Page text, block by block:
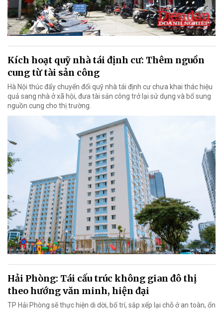
Kích hoạt quỹ nhà tái định cư: Thêm nguồn
cung từ tài sản công
Hà Nội thúc đẩy chuyển đổi quỹ nhà tái định cư chưa khai thác hiệu
quả sang nhà ở xã hội, đưa tài sản công trở lại sử dụng và bổ sung
nguồn cung cho thị trường.
Hải Phòng: Tái cấu trúc không gian đô thị
theo hướng văn minh, hiện đại
TP Hải Phòng sẽ thực hiện di dời, bố trí, sắp xếp lại chỗ ở an toàn, ổn